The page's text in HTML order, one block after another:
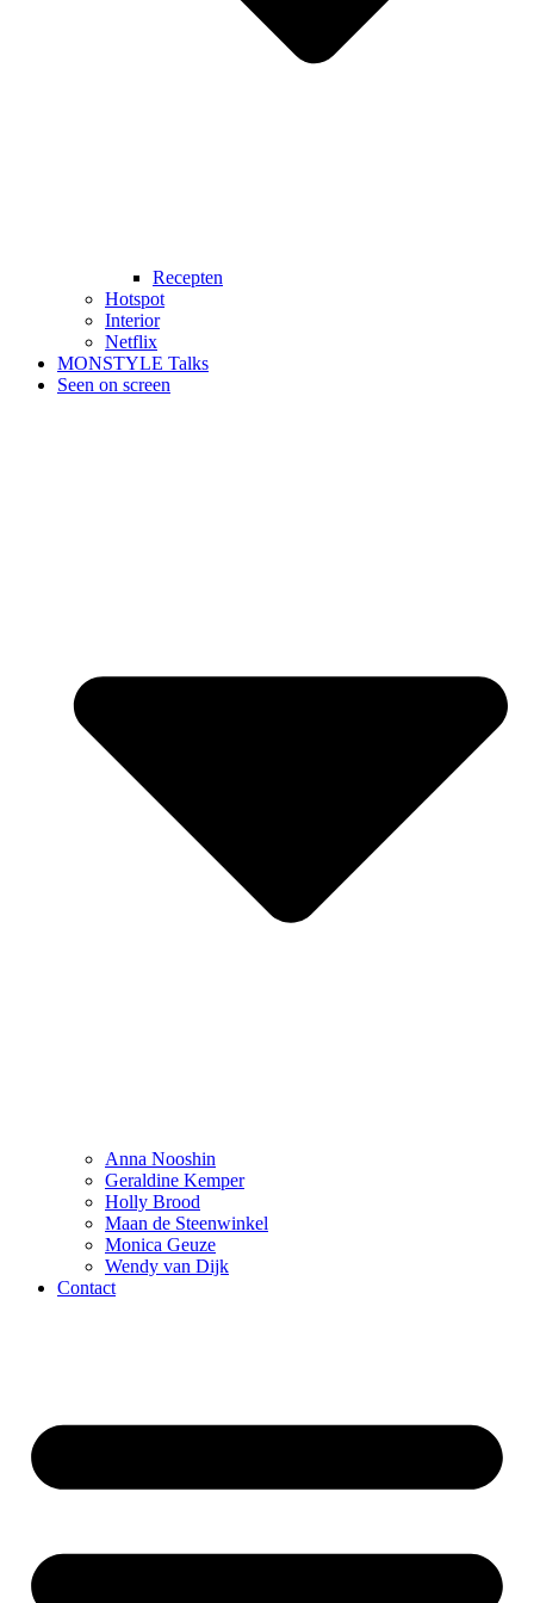
Recepten
Hotspot
Interior
Netflix
MONSTYLE Talks
Seen on screen
Anna Nooshin
Geraldine Kemper
Holly Brood
Maan de Steenwinkel
Monica Geuze
Wendy van Dijk
Contact